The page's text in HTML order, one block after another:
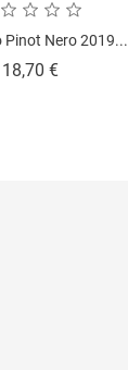
Pinot Nero 2019...
18,70 €Prezzo